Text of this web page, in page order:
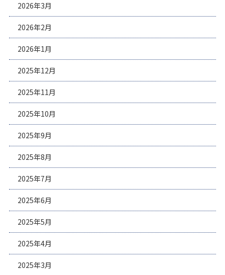
2026年3月
2026年2月
2026年1月
2025年12月
2025年11月
2025年10月
2025年9月
2025年8月
2025年7月
2025年6月
2025年5月
2025年4月
2025年3月